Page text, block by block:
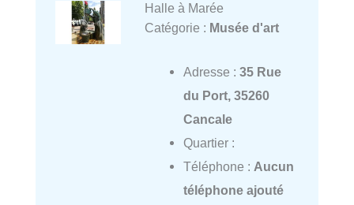
Halle à Marée
Catégorie : Musée d'art
Adresse : 35 Rue
du Port, 35260
Cancale
Quartier :
Téléphone : Aucun
téléphone ajouté